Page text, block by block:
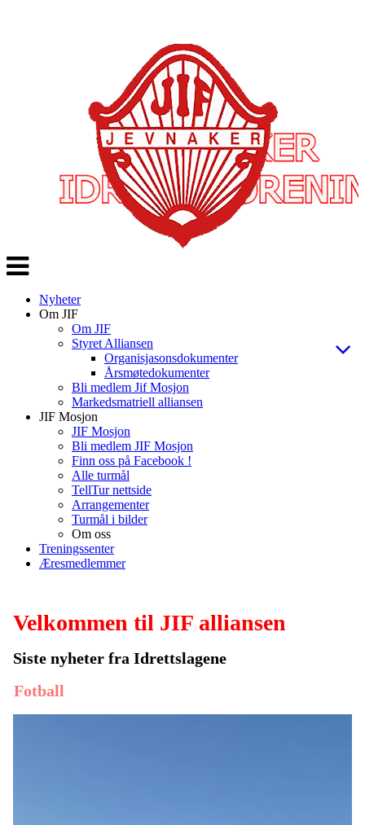
Veksle
navigasjon
Nyheter
Om JIF
Om JIF
Styret Alliansen
Organisjasonsdokumenter
Årsmøtedokumenter
Bli medlem Jif Mosjon
Markedsmatriell alliansen
JIF Mosjon
JIF Mosjon
Bli medlem JIF Mosjon
Finn oss på Facebook !
Alle turmål
TellTur nettside
Arrangementer
Turmål i bilder
Om oss
Treningssenter
Æresmedlemmer
Velkommen til JIF alliansen
Siste nyheter fra Idrettslagene
Fotball